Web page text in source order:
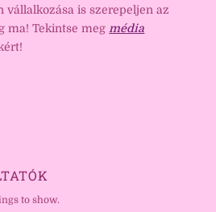
vállalkozása is szerepeljen az
ma! Tekintse megmédia
to show.